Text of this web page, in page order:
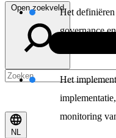
Open zoekveld
NL
Het
governance
Het
monitoring